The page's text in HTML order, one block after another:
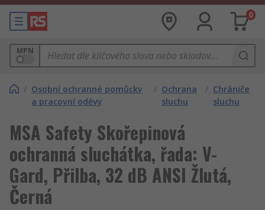
0
MPN
/ Osobní ochranné pomůcky
a pracovní oděvy
/ Ochrana
sluchu
/ Chrániče
sluchu
MSA Safety Skořepinová
ochranná sluchátka, řada: V-
Gard, Přilba, 32 dB ANSI Žlutá,
Černá